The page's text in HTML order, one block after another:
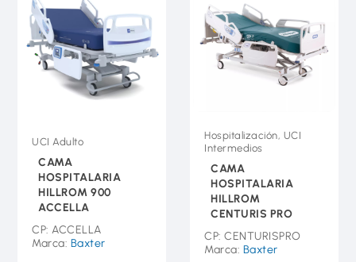
UCI Adulto
CAMA
HOSPITALARIA
HILLROM 900
ACCELLA
CP: ACCELLA
Marca: Baxter
Hospitalización, UCI
Intermedios
CAMA
HOSPITALARIA
HILLROM
CENTURIS PRO
CP: CENTURISPRO
Marca: Baxter